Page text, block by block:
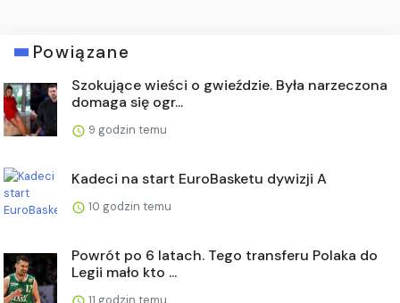
Powiązane
Szokujące wieści o gwieździe. Była narzeczona
domaga się ogr...
9 godzin temu
Kadeci na start EuroBasketu dywizji A
10 godzin temu
Powrót po 6 latach. Tego transferu Polaka do
Legii mało kto ...